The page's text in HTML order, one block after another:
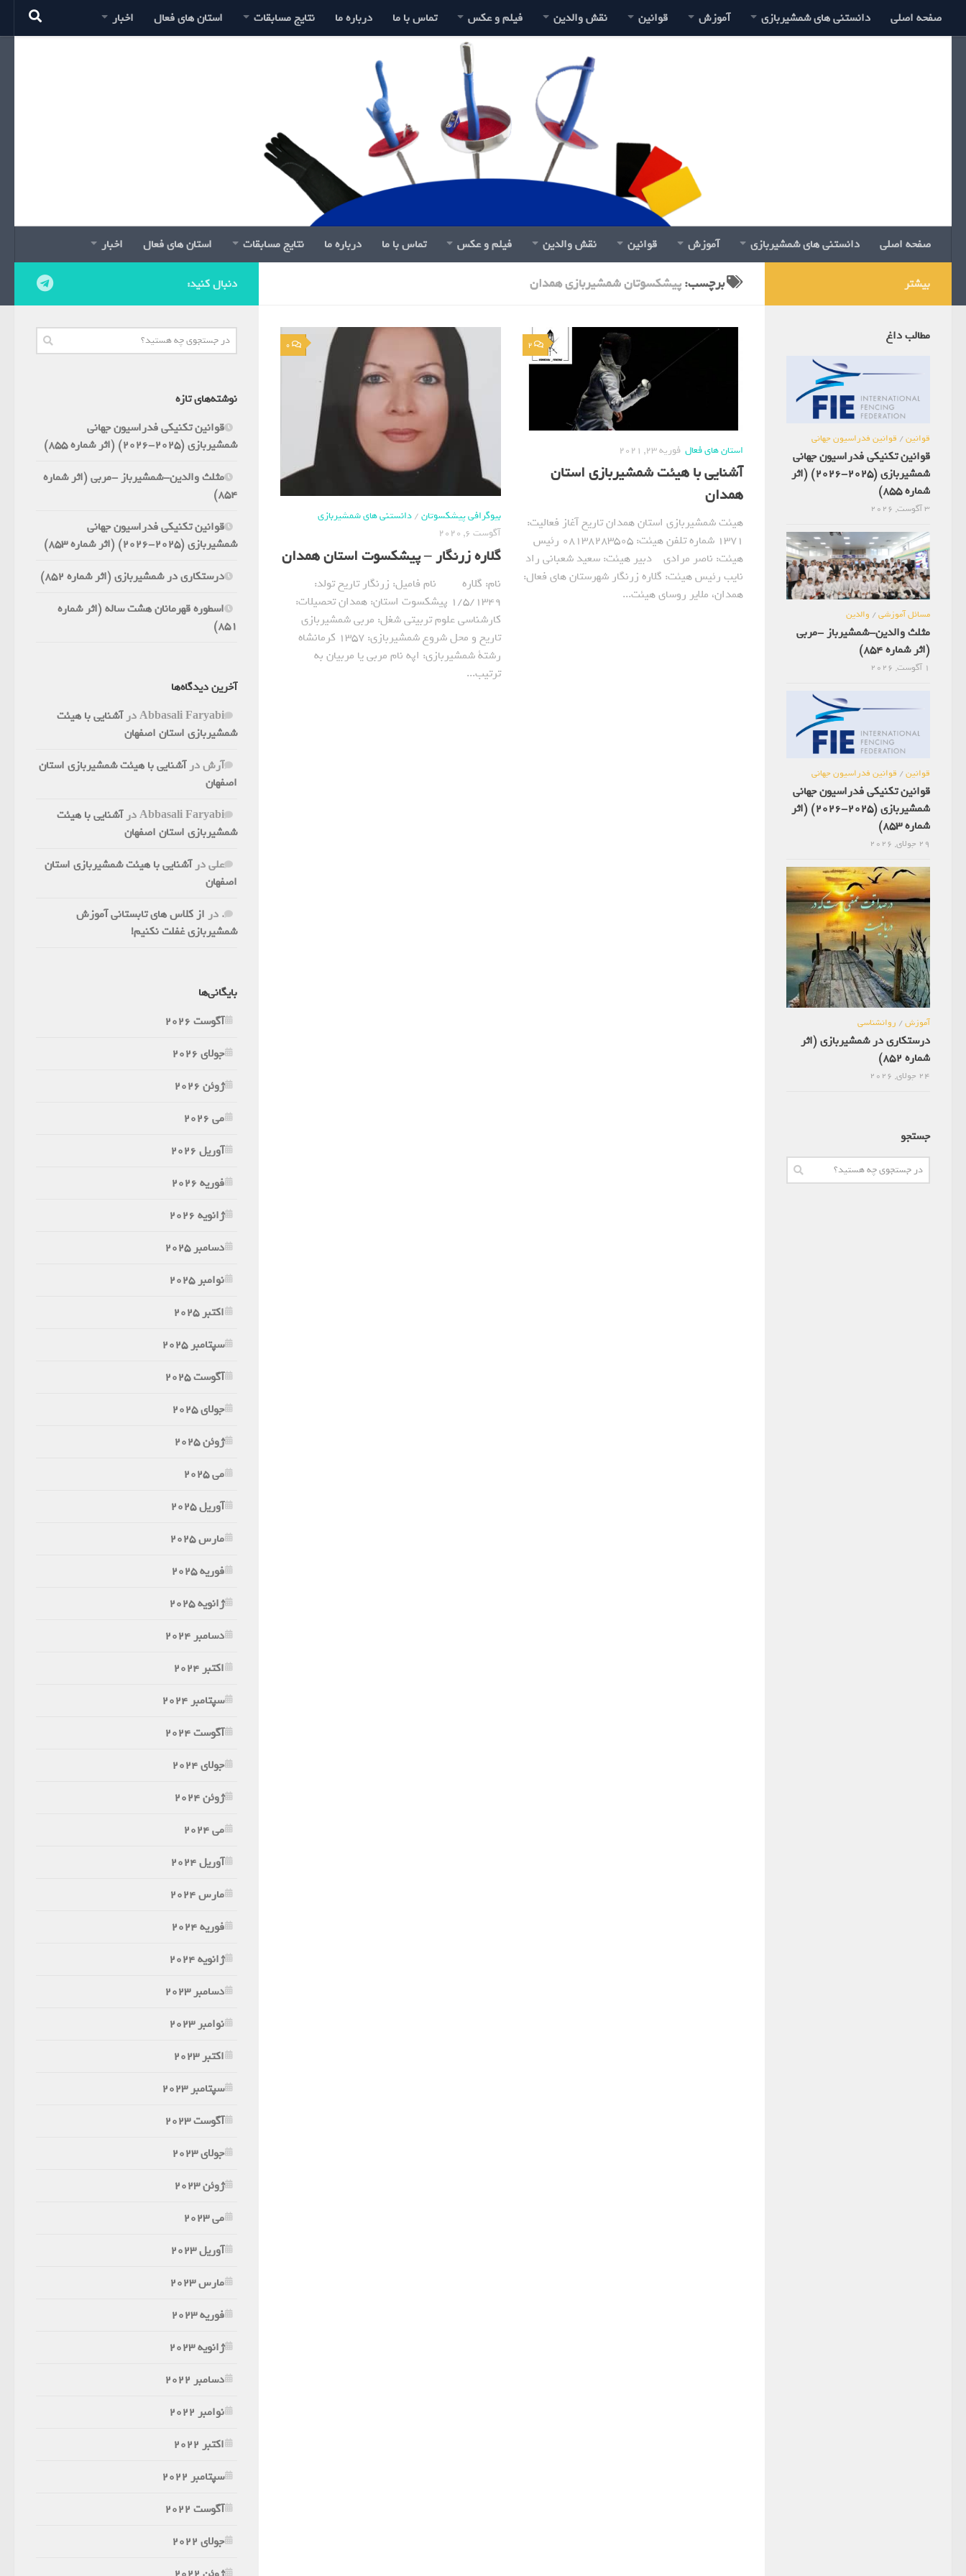
صفحه اصلی دانستنی های شمشیربازی آموزش قوانین نقش والدین فیلم و عکس تماس با ما درباره ما نتایج مسابقات استان های فعال اخبار
صفحه اصلی دانستنی های شمشیربازی آموزش قوانین نقش والدین فیلم و عکس تماس با ما درباره ما نتایج مسابقات استان های فعال اخبار
برچسب:پیشکسوتان شمشیربازی همدان
2
استان های فعال فوریه 23, 2021
آشنایی با هیئت شمشیربازی استان
همدان
هیئت شمشیربازی استان همدان تاریخ آغاز فعالیت:
1371 شماره تلفن هیئت: 08138283505 رئیس
هیئت: ناصر مرادی دبیر هیئت: سعید شعبانی راد
نایب رئیس هیئت: گلاره زرنگار شهرستان های فعال:
همدان، ملایر روسای هیئت...
0
بیوگرافی پیشکسوتان/دانستنی های شمشیربازی
آگوست 6, 2020
گلاره زرنگار – پیشکسوت استان همدان
نام: گلاره نام فامیل: زرنگار تاریخ تولد:
1/5/1349 پیشکسوت استان: همدان تحصیلات:
کارشناسی علوم تربیتی شغل: مربی شمشیربازی
تاریخ و محل شروع شمشیربازی: 1357 کرمانشاه
رشتة شمشیربازی: اپه نام مربی یا مربیان به
ترتیب...
دنبال کنید:
نوشته‌های تازه
قوانین تکنیکی فدراسیون جهانی
شمشیربازی (2025-2026) (اثر شماره 855)
مثلث والدین-شمشیرباز -مربی (اثر شماره
854)
قوانین تکنیکی فدراسیون جهانی
شمشیربازی (2025-2026) (اثر شماره 853)
درستکاری در شمشیربازی (اثر شماره 852)
اسطوره قهرمانان هشت ساله (اثر شماره
851)
آخرین دیدگاه‌ها
Abbasali Faryabiدرآشنایی با هیئت
شمشیربازی استان اصفهان
آرشدرآشنایی با هیئت شمشیربازی استان
اصفهان
Abbasali Faryabiدرآشنایی با هیئت
شمشیربازی استان اصفهان
علیدرآشنایی با هیئت شمشیربازی استان
اصفهان
. در از کلاس های تابستانی آموزش
شمشیربازی غفلت نکنیم!
بایگانی‌ها
آگوست 2026
جولای 2026
ژوئن 2026
می 2026
آوریل 2026
فوریه 2026
ژانویه 2026
دسامبر 2025
نوامبر 2025
اکتبر 2025
سپتامبر 2025
آگوست 2025
جولای 2025
ژوئن 2025
می 2025
آوریل 2025
مارس 2025
فوریه 2025
ژانویه 2025
دسامبر 2024
اکتبر 2024
سپتامبر 2024
آگوست 2024
جولای 2024
ژوئن 2024
می 2024
آوریل 2024
مارس 2024
فوریه 2024
ژانویه 2024
دسامبر 2023
نوامبر 2023
اکتبر 2023
سپتامبر 2023
آگوست 2023
جولای 2023
ژوئن 2023
می 2023
آوریل 2023
مارس 2023
فوریه 2023
ژانویه 2023
دسامبر 2022
نوامبر 2022
اکتبر 2022
سپتامبر 2022
آگوست 2022
جولای 2022
بیشتر
مطالب داغ
قوانین/ قوانین فدراسیون جهانی
قوانین تکنیکی فدراسیون جهانی
شمشیربازی (2025-2026) (اثر
شماره 855)
3 آگوست, 2026
مسائل آموزشی/ والدین
مثلث والدین-شمشیرباز -مربی
(اثر شماره 854)
1 آگوست, 2026
قوانین/ قوانین فدراسیون جهانی
قوانین تکنیکی فدراسیون جهانی
شمشیربازی (2025-2026) (اثر
شماره 853)
29 جولای, 2026
آموزش/ روانشناسی
درستکاری در شمشیربازی (اثر
شماره 852)
24 جولای, 2026
جستجو